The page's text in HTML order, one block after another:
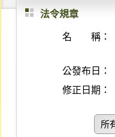
法令規章
名 稱：
公發布日：
修正日期：
所